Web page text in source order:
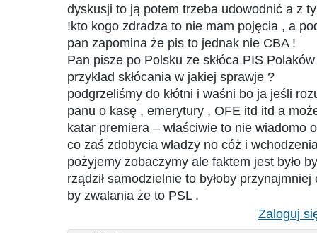
dyskusji to ją potem trzeba udowodnić a z
!kto kogo zdradza to nie mam pojęcia , a
pan zapomina że pis to jednak nie CBA !
Pan pisze po Polsku ze skłóca PIS
przykład skłócania w jakiej sprawje ?
podgrzeliśmy do kłótni i waśni bo ja jeśli
panu o kasę , emerytury , OFE itd itd a
katar premiera – właściwie to nie wiadomo
co zaś zdobycia władzy no cóż i
pożyjemy zobaczymy ale faktem jest było
rządził samodzielnie to byłoby przynajmniej
by zwalania że to PSL .
Zaloguj